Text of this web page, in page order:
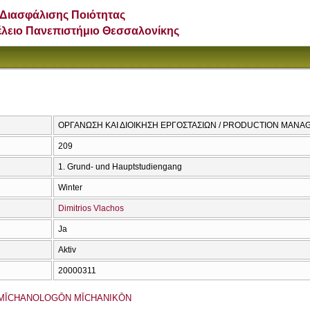
Ποιότητας
Πανεπιστήμιο Θεσσαλονίκης
ΟΡΓΑΝΩΣΗ ΚΑΙ ΔΙΟΙΚΗΣΗ ΕΡΓΟΣΤΑΣΙΩΝ / PRODUCTION
209
1. Grund- und Hauptstudiengang
Winter
Dimitrios Vlachos
Ja
Aktiv
20000311
MĪCΗANIKŌN